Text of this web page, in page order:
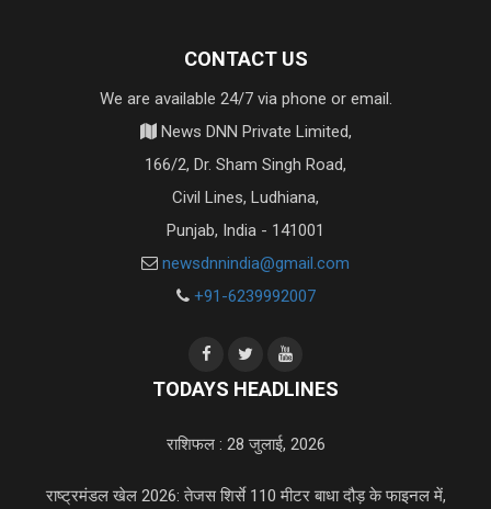
CONTACT US
We are available 24/7 via phone or email.
News DNN Private Limited,
166/2, Dr. Sham Singh Road,
Civil Lines, Ludhiana,
Punjab, India - 141001
newsdnnindia@gmail.com
+91-6239992007
TODAYS HEADLINES
राशिफल : 28 जुलाई, 2026
राष्ट्रमंडल खेल 2026: तेजस शिर्से 110 मीटर बाधा दौड़ के फाइनल में,